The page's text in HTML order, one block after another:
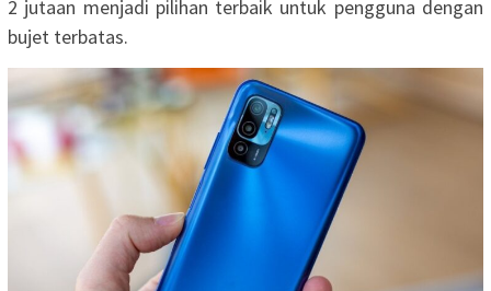
2 jutaan menjadi pilihan terbaik untuk pengguna dengan
bujet terbatas.